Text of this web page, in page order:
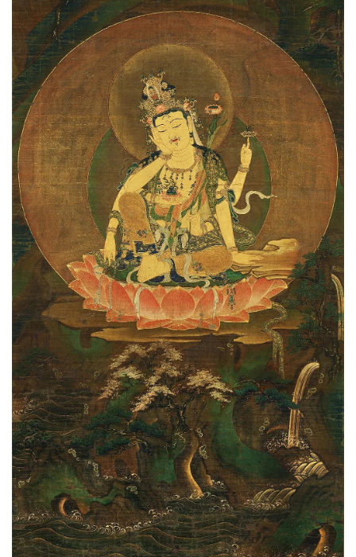
谈
心
乐
菩
提
专
题
公
益
善
佛
教
人
物
寺
院
巡
礼
视
频
登录 注册